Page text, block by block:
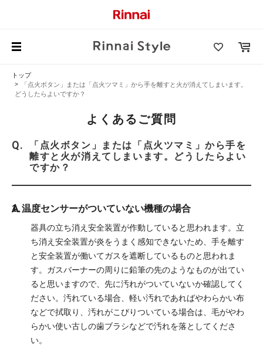
トップ
「点火ボタン」または「点火ツマミ」から手を離すと火が消えてしまいます。
どうしたらよいですか？
よくあるご質問
「点火ボタン」または「点火ツマミ」から手を
離すと火が消えてしまいます。どうしたらよい
ですか？
1. 温度センサーがついていない機種の場合
器具の立ち消え安全装置が作動していると思われます。立
ち消え安全装置が炎をうまく感知できないため、手を離す
と安全装置が働いてガスを遮断しているものと思われま
す。ガスバーナーの周りに鉛筆の先のようなものが出てい
ると思いますので、先に汚れがついていないか確認してく
ださい。汚れている場合、軽い汚れであればやわらかい布
などで拭取り、汚れがこびりついている場合は、毛がやわ
らかい使い古しの歯ブラシなどで汚れを落としてくださ
い。